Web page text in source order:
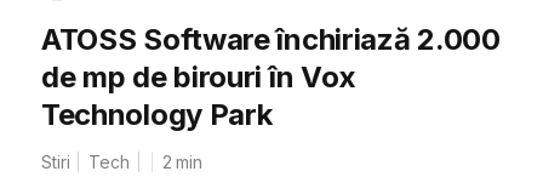
ATOSS Software închiriază 2.000
de mp de birouri în Vox
Technology Park
Stiri Tech 2 min